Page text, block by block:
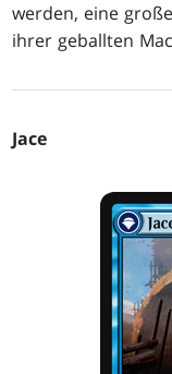
werden, eine
ihrer geballten
Jace